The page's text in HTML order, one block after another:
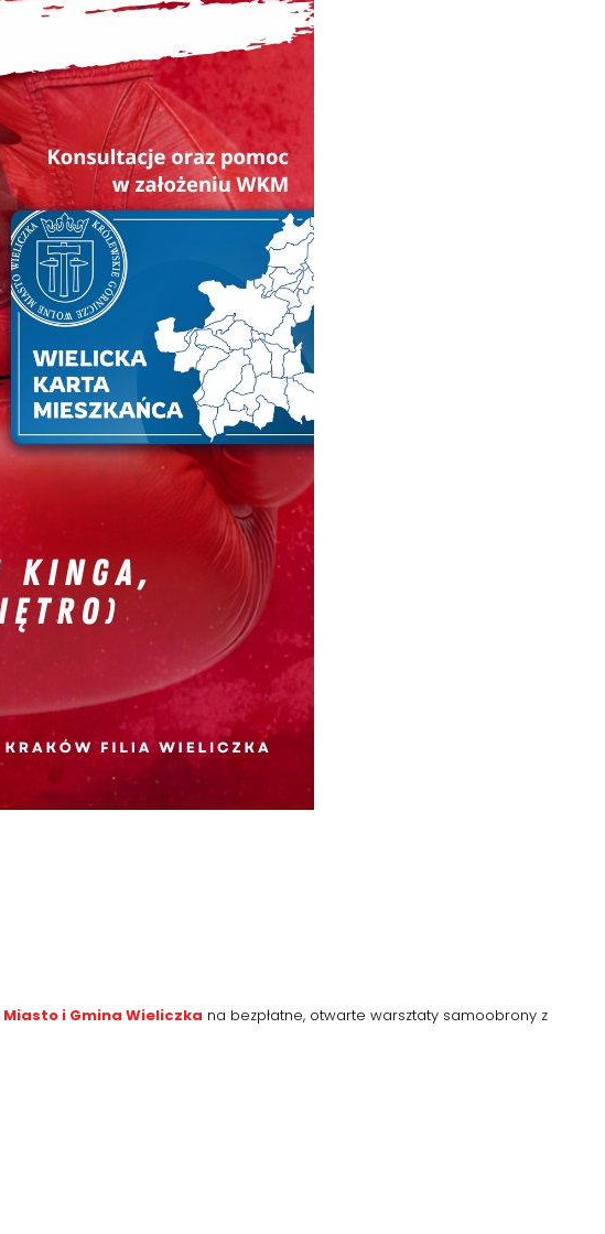
Miasto i Gmina Wieliczka na bezpłatne, otwarte warsztaty samoobrony z